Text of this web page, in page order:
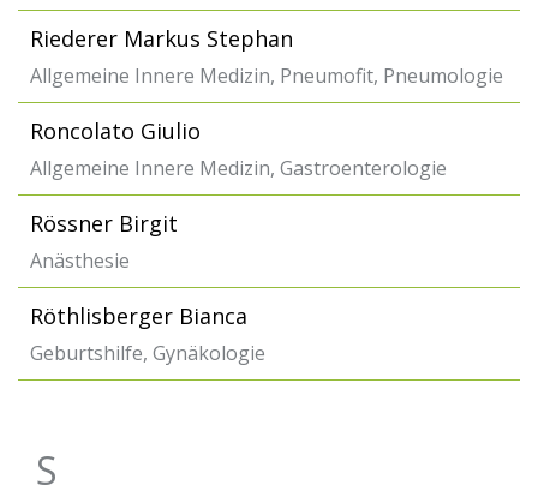
Riederer Markus Stephan
Allgemeine Innere Medizin, Pneumofit, Pneumologie
Roncolato Giulio
Allgemeine Innere Medizin, Gastroenterologie
Rössner Birgit
Anästhesie
Röthlisberger Bianca
Geburtshilfe, Gynäkologie
S